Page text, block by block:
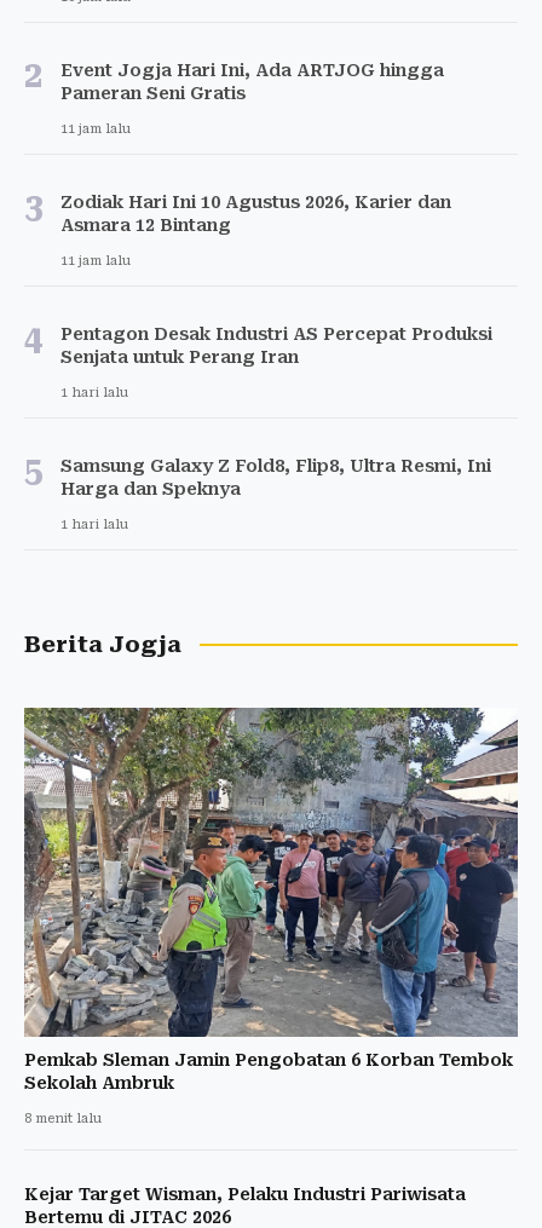
2
Event Jogja Hari Ini, Ada ARTJOG hingga
Pameran Seni Gratis
11 jam lalu
3
Zodiak Hari Ini 10 Agustus 2026, Karier dan
Asmara 12 Bintang
11 jam lalu
4
Pentagon Desak Industri AS Percepat Produksi
Senjata untuk Perang Iran
1 hari lalu
5
Samsung Galaxy Z Fold8, Flip8, Ultra Resmi, Ini
Harga dan Speknya
1 hari lalu
Berita Jogja
Pemkab Sleman Jamin Pengobatan 6 Korban Tembok
Sekolah Ambruk
8 menit lalu
Kejar Target Wisman, Pelaku Industri Pariwisata
Bertemu di JITAC 2026